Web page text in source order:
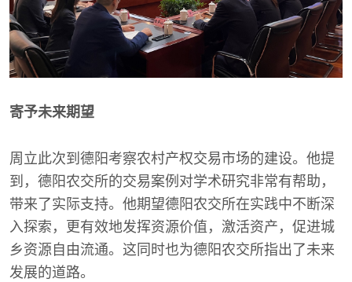
寄予未来期望
周立此次到德阳考察农村产权交易市场的建设。他提
到，德阳农交所的交易案例对学术研究非常有帮助，
带来了实际支持。他期望德阳农交所在实践中不断深
入探索，更有效地发挥资源价值，激活资产，促进城
乡资源自由流通。这同时也为德阳农交所指出了未来
发展的道路。